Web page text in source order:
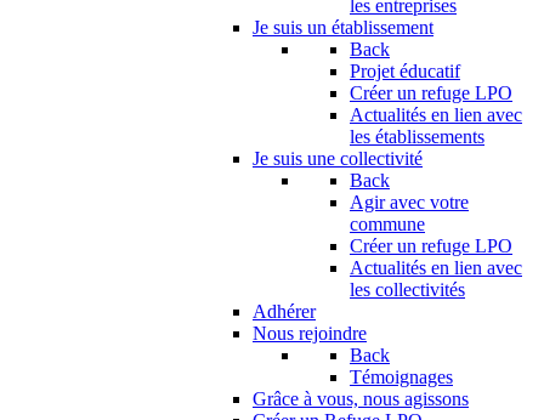
les entreprises
Je suis un établissement
Back
Projet éducatif
Créer un refuge LPO
Actualités en lien avec
les établissements
Je suis une collectivité
Back
Agir avec votre
commune
Créer un refuge LPO
Actualités en lien avec
les collectivités
Adhérer
Nous rejoindre
Back
Témoignages
Grâce à vous, nous agissons